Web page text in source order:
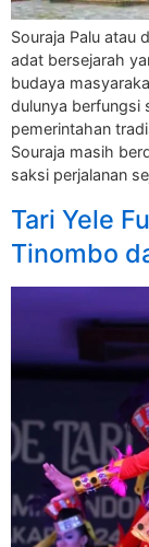
Souraja Palu atau
adat bersejarah
budaya
dulunya berfungsi
pemerintahan
Souraja masih
saksi perjalanan
Tari Yele
Tinombo